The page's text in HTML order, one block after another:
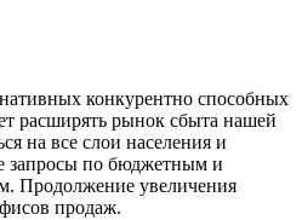
конкурентно способных
расширять рынок сбыта нашей
на все слои населения и
запросы по бюджетным и
Продолжение увеличения
продаж.